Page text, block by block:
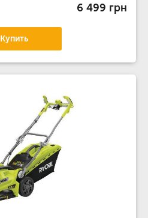
6 499 грн
Купить